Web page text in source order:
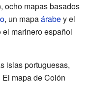
ocho mapas basados
, un mapaárabey el
el marinero español
islas portuguesas,
El mapa de Colón